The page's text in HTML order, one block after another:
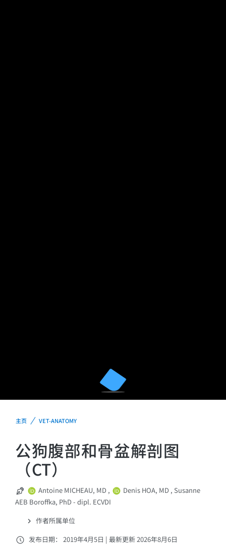
主页 VET-ANATOMY
公狗腹部和骨盆解剖图
（CT）
Antoine MICHEAU, MD , Denis HOA, MD , Susanne
AEB Boroffka, PhD - dipl. ECVDI
作者所属单位
发布日期： 2019年4月5日 | 最新更新 2026年8月6日